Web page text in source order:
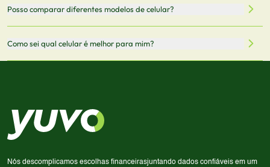
informações mais recentes de cada modelo.
comissão sem custo adicional para você.
Posso comparar diferentes modelos de celular?
Sim! Você pode selecionar até 3 celulares para comparar
Como sei qual celular é melhor para mim?
processador e bateria são essenciais. Use nossos filtros
para encontrar o celular ideal.
Nós descomplicamos escolhas financeirasjuntando dados confiáveis em um